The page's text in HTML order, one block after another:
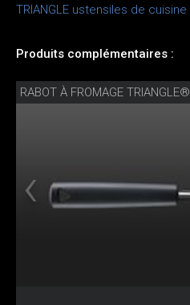
TRIANGLE ustensiles de cuisine
Produits complémentaires :
RABOT À FROMAGE TRIANGLE®